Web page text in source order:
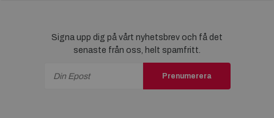
Signa upp dig på vårt nyhetsbrev och få det
senaste från oss, helt spamfritt.
Prenumerera